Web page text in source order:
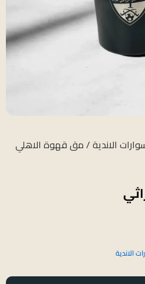
الاندية/ مق قهوة الاهلي
الاندية